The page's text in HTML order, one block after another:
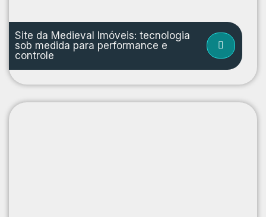
Site da Medieval Imóveis: tecnologia
sob medida para performance e
controle